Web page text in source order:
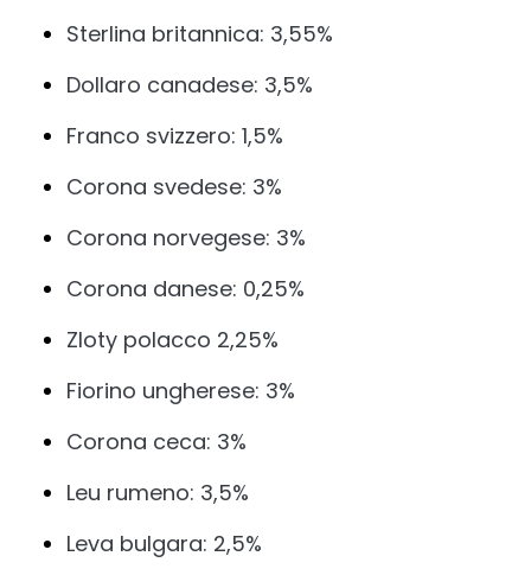
Sterlina britannica: 3,55%
Dollaro canadese: 3,5%
Franco svizzero: 1,5%
Corona svedese: 3%
Corona norvegese: 3%
Corona danese: 0,25%
Zloty polacco 2,25%
Fiorino ungherese: 3%
Corona ceca: 3%
Leu rumeno: 3,5%
Leva bulgara: 2,5%